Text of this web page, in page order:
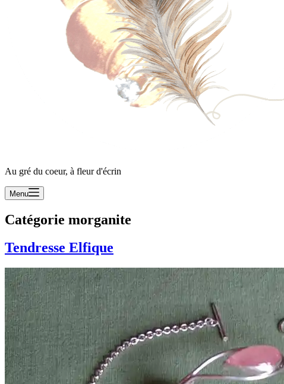
Au gré du coeur, à fleur d'écrin
Menu
Catégorie morganite
Tendresse Elfique